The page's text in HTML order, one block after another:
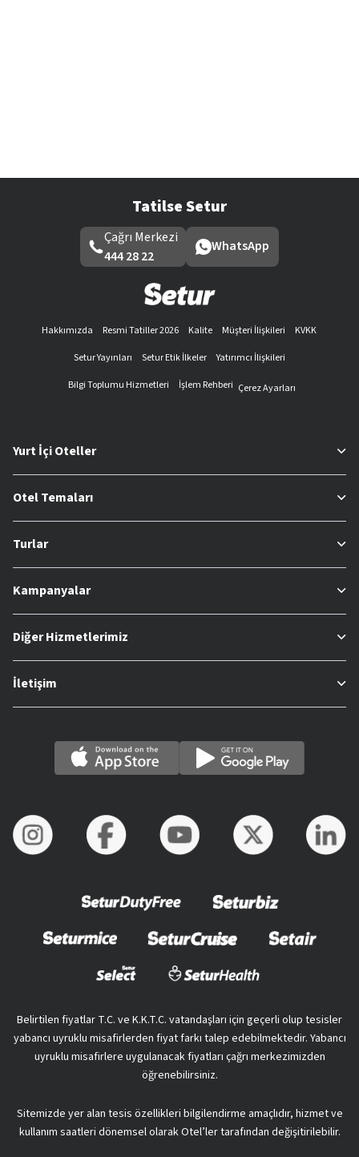
Tatilse Setur
Çağrı Merkezi
444 28 22
WhatsApp
Hakkımızda Resmi Tatiller 2026 Kalite Müşteri İlişkileri
KVKK
Setur Yayınları
Setur Etik İlkeler
Yatırımcı İlişkileri
Bilgi Toplumu Hizmetleri
İşlem Rehberi Çerez Ayarları
Yurt İçi Oteller
Otel Temaları
Turlar
Kampanyalar
Diğer Hizmetlerimiz
İletişim
Belirtilen fiyatlar T.C. ve K.K.T.C. vatandaşları için geçerli olup tesisler
yabancı uyruklu misafirlerden fiyat farkı talep edebilmektedir. Yabancı
uyruklu misafirlere uygulanacak fiyatları çağrı merkezimizden
öğrenebilirsiniz.
Sitemizde yer alan tesis özellikleri bilgilendirme amaçlıdır, hizmet ve
kullanım saatleri dönemsel olarak Otel’ler tarafından değişitirilebilir.